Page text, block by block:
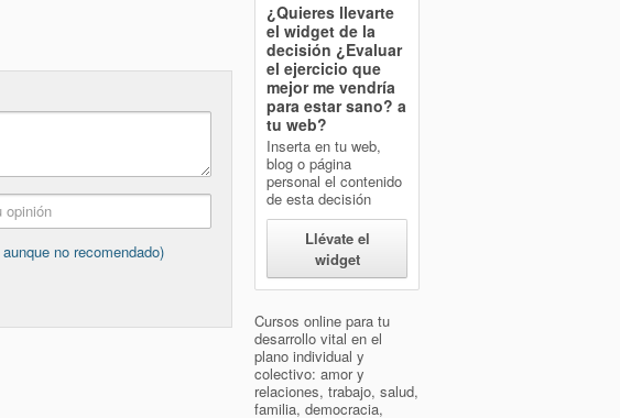
no recomendado)
¿Quieres llevarte
el widget de la
decisión ¿Evaluar
el ejercicio que
mejor me vendría
para estar sano? a
tu web?
Inserta en tu web,
blog o página
personal el contenido
de esta decisión
Llévate el
widget
Cursos online para tu
desarrollo vital en el
plano individual y
colectivo: amor y
relaciones, trabajo, salud,
familia, democracia,